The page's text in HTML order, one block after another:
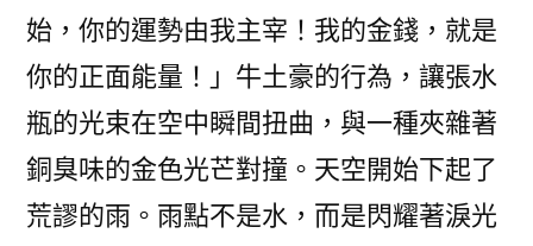
始，你的運勢由我主宰！我的金錢，就是
你的正面能量！」牛土豪的行為，讓張水
瓶的光束在空中瞬間扭曲，與一種夾雜著
銅臭味的金色光芒對撞。天空開始下起了
荒謬的雨。雨點不是水，而是閃耀著淚光